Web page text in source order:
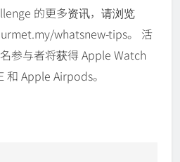
的更多资讯，请浏览
whatsnew-tips。 活
参与者将获得 Apple Watch
Apple Airpods。